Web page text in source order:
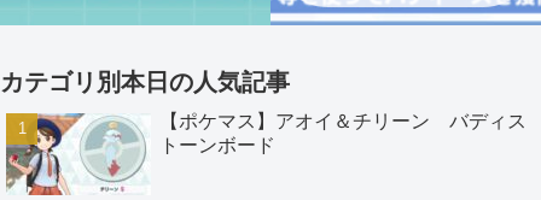
カテゴリ別本日の人気記事
【ポケマス】アオイ＆チリーン バディス
トーンボード